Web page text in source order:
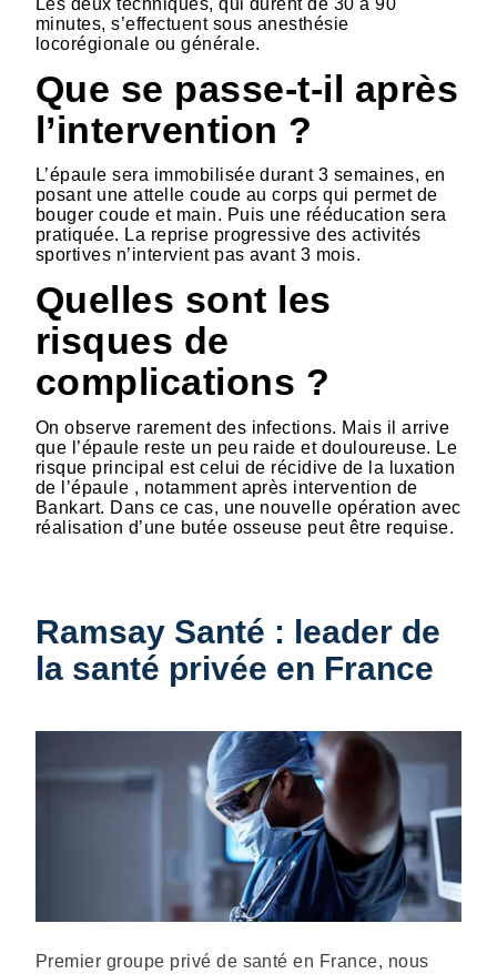
minutes, s’effectuent sous anesthésie
locorégionale ou générale.
Que se passe-t-il après
l’intervention ?
L’épaule sera immobilisée durant 3 semaines, en
posant une attelle coude au corps qui permet de
bouger coude et main. Puis une rééducation sera
pratiquée. La reprise progressive des activités
sportives n’intervient pas avant 3 mois.
Quelles sont les
risques de
complications ?
On observe rarement des infections. Mais il arrive
que l’épaule reste un peu raide et douloureuse. Le
risque principal est celui de récidive de la luxation
de l’épaule , notamment après intervention de
Bankart. Dans ce cas, une nouvelle opération avec
réalisation d’une butée osseuse peut être requise.
Ramsay Santé : leader de
la santé privée en France
Description
Premier groupe privé de santé en France, nous